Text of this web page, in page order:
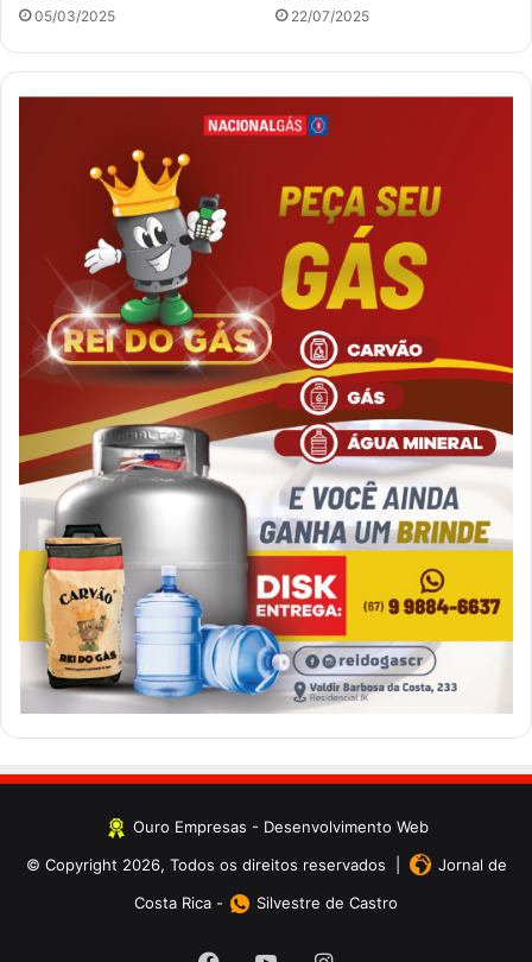
05/03/2025 22/07/2025
Ouro Empresas - Desenvolvimento Web
© Copyright 2026, Todos os direitos reservados |
Jornal de
Costa Rica - Silvestre de Castro